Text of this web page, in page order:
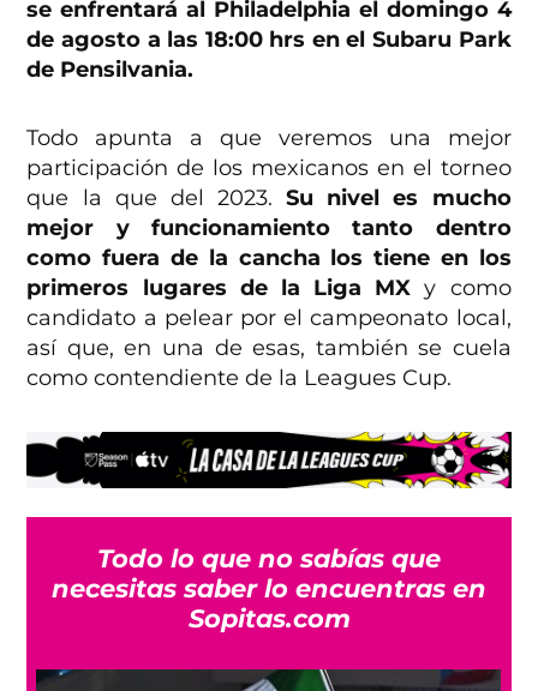
se enfrentará al Philadelphia el domingo 4
de agosto a las 18:00 hrs en el Subaru Park
de Pensilvania.
Todo apunta a que veremos una mejor
participación de los mexicanos en el torneo
que la que del 2023.Su nivel es mucho
mejor y funcionamiento tanto dentro
como fuera de la cancha los tiene en los
primeros lugares de la Liga MXy como
candidato a pelear por el campeonato local,
así que, en una de esas, también se cuela
como contendiente de la Leagues Cup.
Todo lo que no sabías que
necesitas saber lo encuentras en
Sopitas.com